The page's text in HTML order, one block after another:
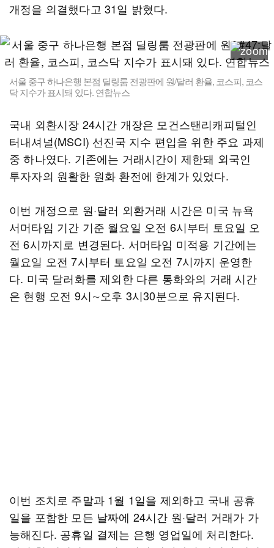
개정을 의결했다고 31일 밝혔다.
서울 중구 하나은행 본점 딜링룸 전광판에 원/달러 환율, 코스피, 코스
닥 지수가 표시돼 있다. 연합뉴스
국내 외환시장 24시간 개장은 모건스탠리캐피털인
터내셔널(MSCI) 선진국 지수 편입을 위한 주요 과제
중 하나였다. 기존에는 거래시간이 제한돼 외국인
투자자의 원활한 원화 환전에 한계가 있었다.
이번 개정으로 원·달러 외환거래 시간은 미국 뉴욕
서머타임 기간 기준 월요일 오전 6시부터 토요일 오
전 6시까지로 변경된다. 서머타임 미적용 기간에는
월요일 오전 7시부터 토요일 오전 7시까지 운영한
다. 미국 달러화를 제외한 다른 통화와의 거래 시간
은 현행 오전 9시∼오후 3시30분으로 유지된다.
이번 조치로 주말과 1월 1일을 제외하고 국내 공휴
일을 포함한 모든 날짜에 24시간 원·달러 거래가 가
능해진다. 공휴일 결제는 은행 영업일에 처리한다.